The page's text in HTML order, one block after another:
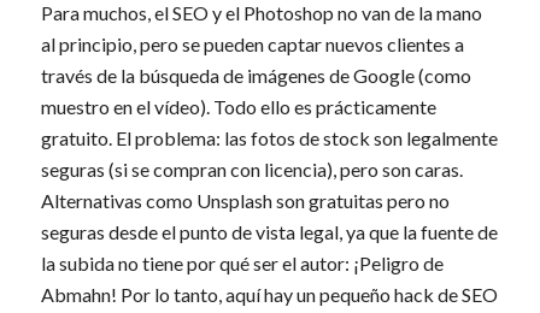
Para muchos, el SEO y el Photoshop no van de la mano
al principio, pero se pueden captar nuevos clientes a
través de la búsqueda de imágenes de Google (como
muestro en el vídeo). Todo ello es prácticamente
gratuito. El problema: las fotos de stock son legalmente
seguras (si se compran con licencia), pero son caras.
Alternativas como Unsplash son gratuitas pero no
seguras desde el punto de vista legal, ya que la fuente de
la subida no tiene por qué ser el autor: ¡Peligro de
Abmahn! Por lo tanto, aquí hay un pequeño hack de SEO